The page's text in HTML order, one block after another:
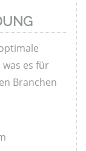
es für
Branchen